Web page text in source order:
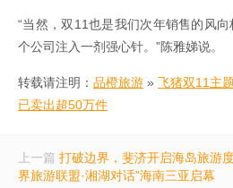
“当然，双11也是我们次年销售的风
个公司注入一剂强心针。”陈雅娣说。
转载请注明： 品橙旅游 » 飞猪双11主
已卖出超50万件
上一篇 打破边界，斐济开启海岛旅游
界旅游联盟·湘湖对话”海南三亚启幕